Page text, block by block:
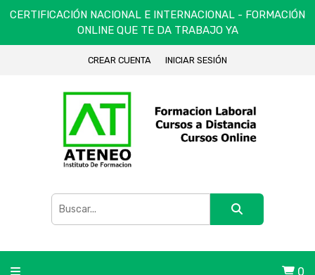
CERTIFICACIÓN NACIONAL E INTERNACIONAL - FORMACIÓN
ONLINE QUE TE DA TRABAJO YA
CREAR CUENTA INICIAR SESIÓN
0